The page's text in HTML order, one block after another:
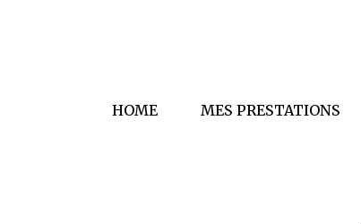
HOME MES PRESTATIONS